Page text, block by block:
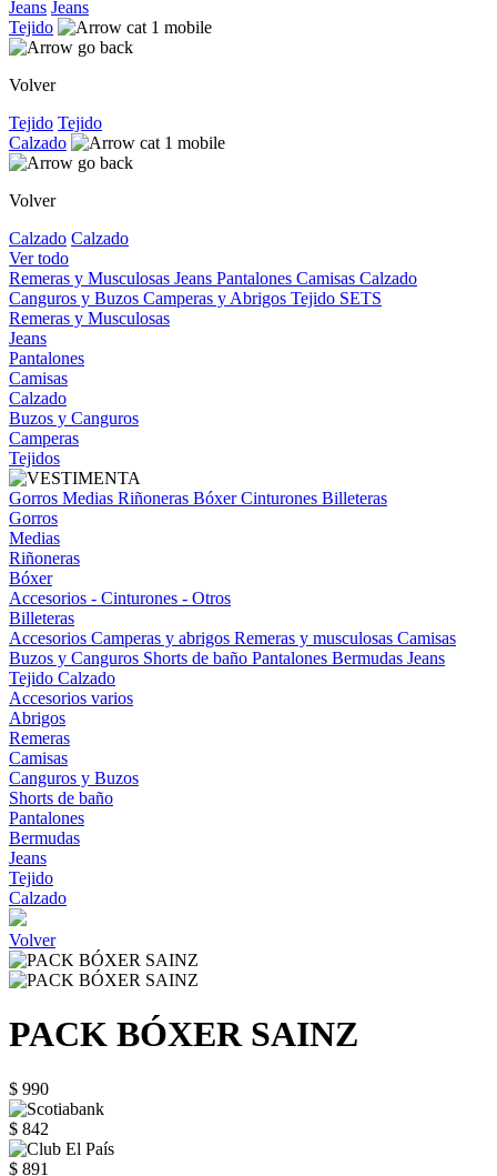
Jeans Jeans
Tejido
Volver
Tejido Tejido
Calzado
Volver
Calzado Calzado
Ver todo
Remeras y Musculosas Jeans Pantalones Camisas Calzado
Canguros y Buzos Camperas y Abrigos Tejido SETS
Remeras y Musculosas
Jeans
Pantalones
Camisas
Calzado
Buzos y Canguros
Camperas
Tejidos
Gorros Medias Riñoneras BóxerCinturones Billeteras
Gorros
Medias
Riñoneras
Bóxer
Accesorios - Cinturones - Otros
Billeteras
Accesorios Camperas y abrigos Remeras y musculosas Camisas
Buzos y Canguros Shorts de baño Pantalones Bermudas Jeans
Tejido Calzado
Accesorios varios
Abrigos
Remeras
Camisas
Canguros y Buzos
Shorts de baño
Pantalones
Bermudas
Jeans
Tejido
Calzado
Volver
PACK BÓXER SAINZ
$ 990
$ 842
$ 891